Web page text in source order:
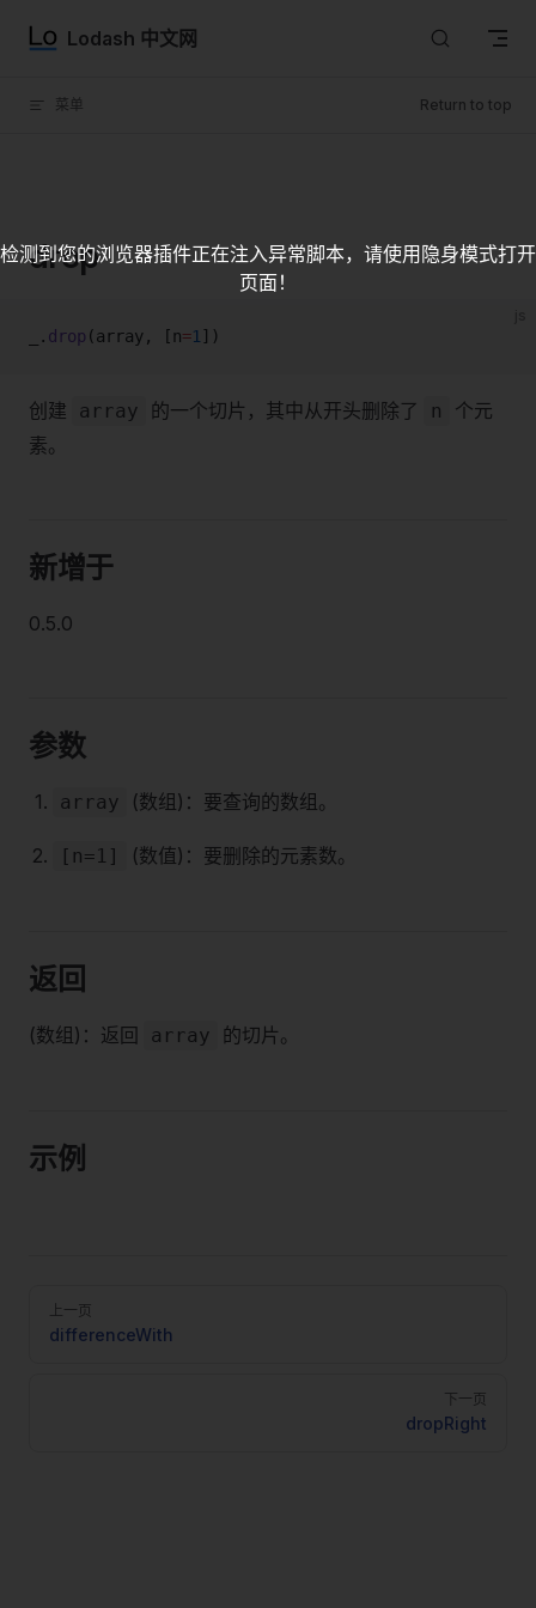
Skip to content
Lodash 中文网
菜单 Return to top
drop
_. drop (array, [n=1 ])
创建 array 的一个切片，其中从开头删除了 n
个元
素。
新增于
0.5.0
参数
array (数组)：要查询的数组。
[n=1] (数值)：要删除的元素数。
返回
(数组)：返回 array 的切片。
示例
Pager
上一页
differenceWith
下一页
dropRight
检测到您的浏览器插件正在注入异常脚本，请使用隐身模式打开
页面！